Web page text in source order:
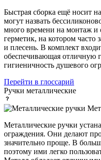
Быстрая сборка ещё носит
могут назвать
много времени на монтаж и
герметик, на котором часто
и плесень. В комплект
обеспечивающая отличную
гигиеничность душевого
Перейти в глоссарий
Ручки металлические
Металлические ручки
ограждения. Они делают
значительно проще. В
поэтому ими легко